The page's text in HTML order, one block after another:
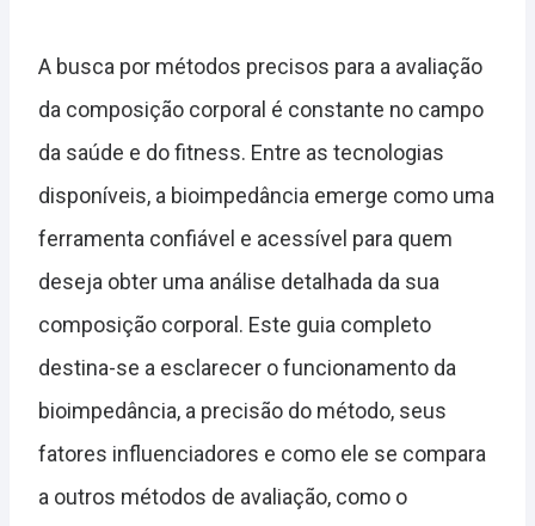
A busca por métodos precisos para a avaliação
da composição corporal é constante no campo
da saúde e do fitness. Entre as tecnologias
disponíveis, a bioimpedância emerge como uma
ferramenta confiável e acessível para quem
deseja obter uma análise detalhada da sua
composição corporal. Este guia completo
destina-se a esclarecer o funcionamento da
bioimpedância, a precisão do método, seus
fatores influenciadores e como ele se compara
a outros métodos de avaliação, como o